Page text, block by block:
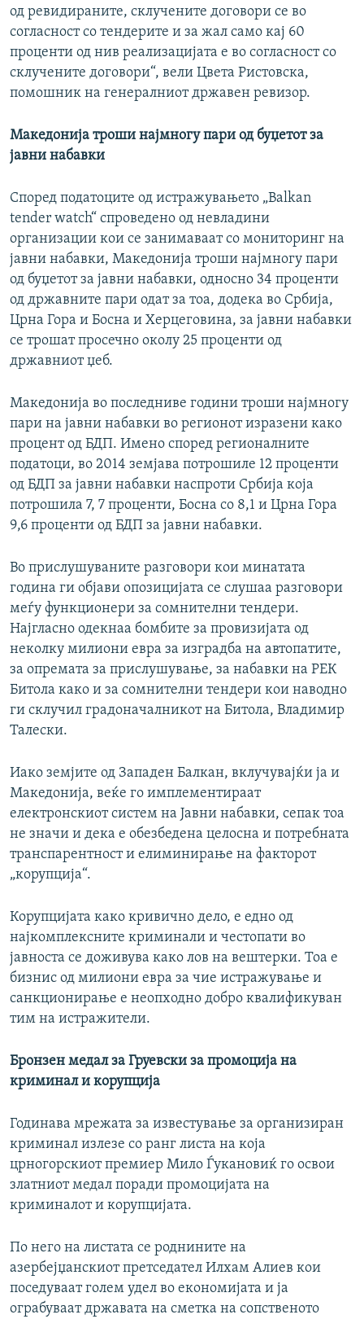
од ревидираните, склучените договори се во
согласност со тендерите и за жал само кај 60
проценти од нив реализацијата е во согласност со
склучените договори“, вели Цвета Ристовска,
помошник на генералниот државен ревизор.
Македонија троши најмногу пари од буџетот за
јавни набавки
Според податоците од истражувањето „Balkan
tender watch“ спроведено од невладини
организации кои се занимаваат со мониторинг на
јавни набавки, Македонија троши најмногу пари
од буџетот за јавни набавки, односно 34 проценти
од државните пари одат за тоа, додека во Србија,
Црна Гора и Босна и Херцеговина, за јавни набавки
се трошат просечно околу 25 проценти од
државниот џеб.
Македонија во последниве години троши најмногу
пари на јавни набавки во регионот изразени како
процент од БДП. Имено според регионалните
податоци, во 2014 земјава потрошиле 12 проценти
од БДП за јавни набавки наспроти Србија која
потрошила 7, 7 проценти, Босна со 8,1 и Црна Гора
9,6 проценти од БДП за јавни набавки.
Во прислушуваните разговори кои минатата
година ги објави опозицијата се слушаа разговори
меѓу функционери за сомнителни тендери.
Најгласно одекнаа бомбите за провизијата од
неколку милиони евра за изградба на автопатите,
за опремата за прислушување, за набавки на РЕК
Битола како и за сомнителни тендери кои наводно
ги склучил градоначалникот на Битола, Владимир
Талески.
Иако земјите од Западен Балкан, вклучувајќи ја и
Македонија, веќе го имплементираат
електронскиот систем на Јавни набавки, сепак тоа
не значи и дека е обезбедена целосна и потребната
транспарентност и елиминирање на факторот
„корупција“.
Корупцијата како кривично дело, е едно од
најкомплексните криминали и честопати во
јавноста се доживува како лов на вештерки. Тоа е
бизнис од милиони евра за чие истражување и
санкционирање е неопходно добро квалификуван
тим на истражители.
Бронзен медал за Груевски за промоција на
криминал и корупција
Годинава мрежата за известување за организиран
криминал излезе со ранг листа на која
црногорскиот премиер Мило Ѓукановиќ го освои
златниот медал поради промоцијата на
криминалот и корупцијата.
По него на листата се роднините на
азербејџанскиот претседател Илхам Алиев кои
поседуваат голем удел во економијата и ја
ограбуваат државата на сметка на сопственото